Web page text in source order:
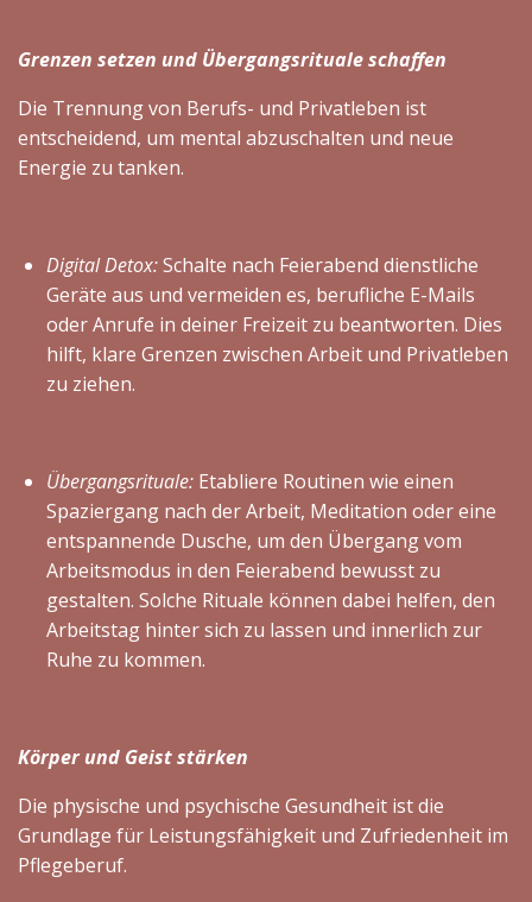
Grenzen setzen und Übergangsrituale schaffen
Die Trennung von Berufs- und Privatleben ist
entscheidend, um mental abzuschalten und neue
Energie zu tanken.
Digital Detox:Schalte nach Feierabend dienstliche
Geräte aus und vermeiden es, berufliche E-Mails
oder Anrufe in deiner Freizeit zu beantworten. Dies
hilft, klare Grenzen zwischen Arbeit und Privatleben
zu ziehen.
Übergangsrituale: Etabliere Routinen wie einen
Spaziergang nach der Arbeit, Meditation oder eine
entspannende Dusche, um den Übergang vom
Arbeitsmodus in den Feierabend bewusst zu
gestalten. Solche Rituale können dabei helfen, den
Arbeitstag hinter sich zu lassen und innerlich zur
Ruhe zu kommen.
Körper und Geist stärken
Die physische und psychische Gesundheit ist die
Grundlage für Leistungsfähigkeit und Zufriedenheit im
Pflegeberuf.